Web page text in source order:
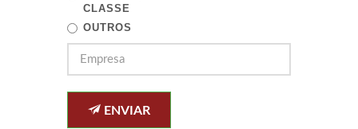
CLASSE
OUTROS
ENVIAR